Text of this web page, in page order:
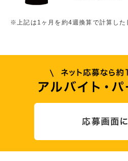
※上記は1ヶ月を約4週換算で計算した